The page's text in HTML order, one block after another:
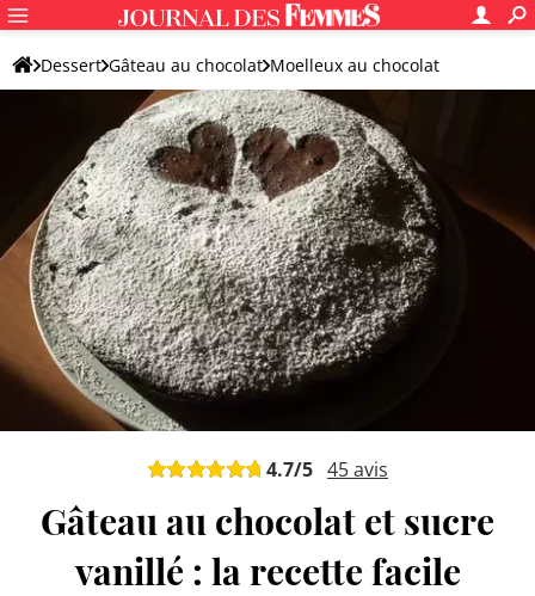
Dessert Gâteau au chocolat Moelleux au chocolat
Moelleux tout chocolat
4.7/5 45avis
Gâteau au chocolat et sucre
vanillé : la recette facile